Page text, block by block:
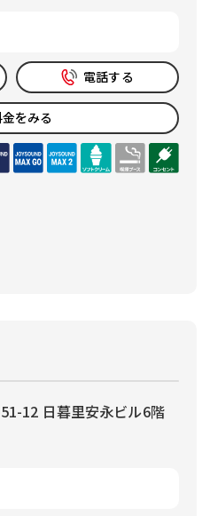
電話する
をみる
12 日暮里安永ビル6階